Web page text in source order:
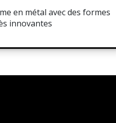
en métal avec des formes
innovantes